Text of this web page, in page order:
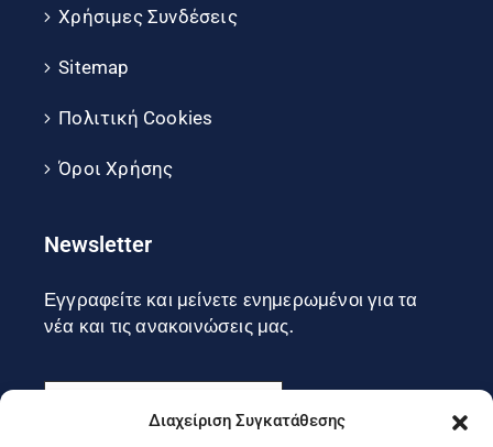
Διαχείριση Συγκατάθεσης
Χρήσιμες Συνδέσεις
Sitemap
Πολιτική Cookies
Όροι Χρήσης
Newsletter
Εγγραφείτε και μείνετε ενημερωμένοι για τα
νέα και τις ανακοινώσεις μας.